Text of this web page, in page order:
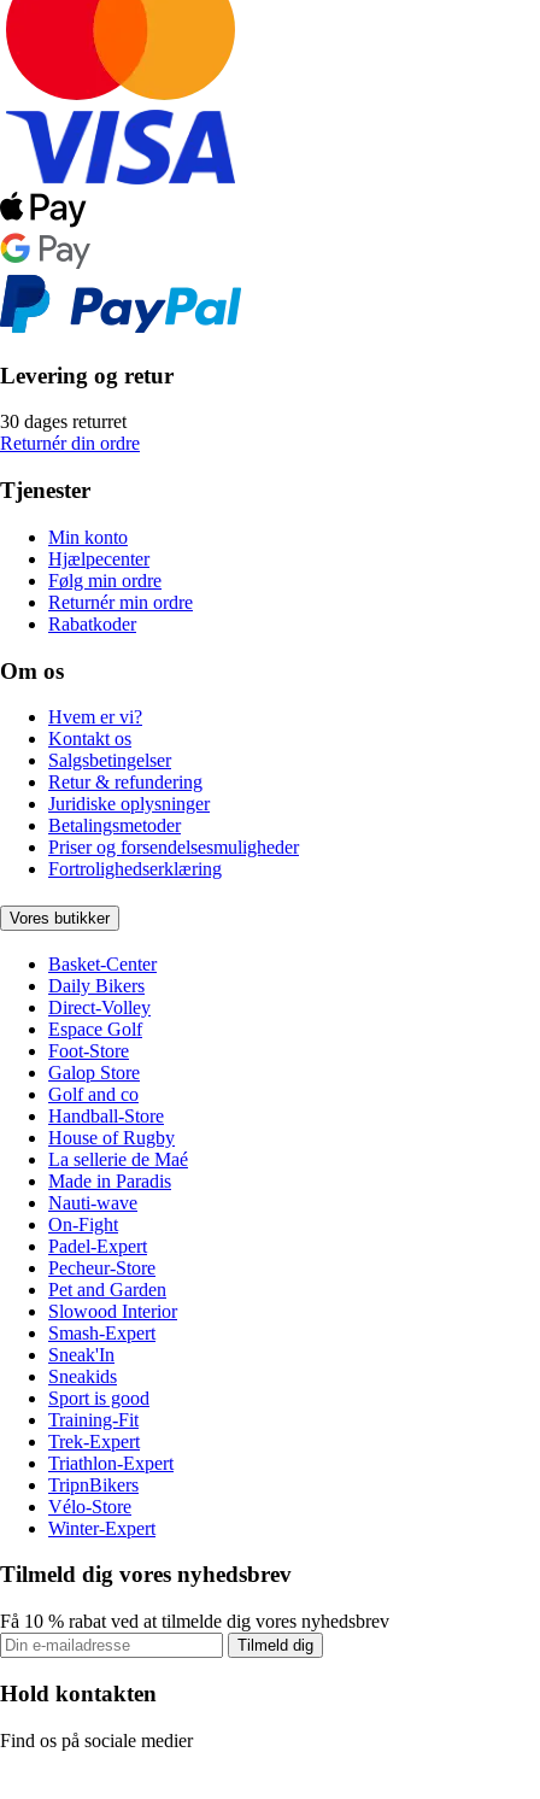
Levering og retur
30 dages returret
Returnér din ordre
Tjenester
Min konto
Hjælpecenter
Følg min ordre
Returnér min ordre
Rabatkoder
Om os
Hvem er vi?
Kontakt os
Salgsbetingelser
Retur & refundering
Juridiske oplysninger
Betalingsmetoder
Priser og forsendelsesmuligheder
Fortrolighedserklæring
Vores butikker
Basket-Center
Daily Bikers
Direct-Volley
Espace Golf
Foot-Store
Galop Store
Golf and co
Handball-Store
House of Rugby
La sellerie de Maé
Made in Paradis
Nauti-wave
On-Fight
Padel-Expert
Pecheur-Store
Pet and Garden
Slowood Interior
Smash-Expert
Sneak'In
Sneakids
Sport is good
Training-Fit
Trek-Expert
Triathlon-Expert
TripnBikers
Vélo-Store
Winter-Expert
Tilmeld dig vores nyhedsbrev
Få 10 % rabat ved at tilmelde dig vores nyhedsbrev
Tilmeld dig
Hold kontakten
Find os på sociale medier